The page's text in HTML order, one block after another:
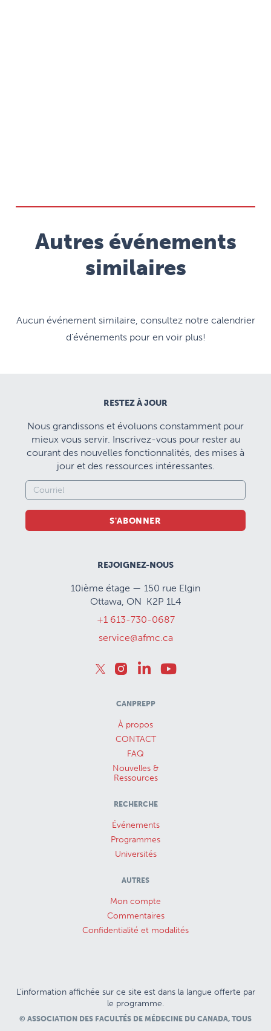
Autres événements
similaires
Aucun événement similaire, consultez notre calendrier
d'événements pour en voir plus!
RESTEZ À JOUR
Nous grandissons et évoluons constamment pour
mieux vous servir. Inscrivez-vous pour rester au
courant des nouvelles fonctionnalités, des mises à
jour et des ressources intéressantes.
S'ABONNER
REJOIGNEZ-NOUS
10ième étage — 150 rue Elgin
Ottawa, ON K2P 1L4
+1 613-730-0687
service@afmc.ca
CANPREPP
À propos
CONTACT
FAQ
Nouvelles &
Ressources
RECHERCHE
Événements
Programmes
Universités
AUTRES
Mon compte
Commentaires
Confidentialité et modalités
L’information affichée sur ce site est dans la langue offerte par
le programme.
© ASSOCIATION DES FACULTÉS DE MÉDECINE DU CANADA, TOUS